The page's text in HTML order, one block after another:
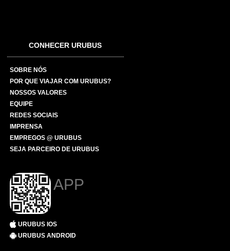
CONHECER URUBUS
SOBRE NÓS
POR QUE VIAJAR COM URUBUS?
NOSSOS VALORES
EQUIPE
REDES SOCIAIS
IMPRENSA
EMPREGOS @ URUBUS
SEJA PARCEIRO DE URUBUS
APP
URUBUS IOS
URUBUS ANDROID